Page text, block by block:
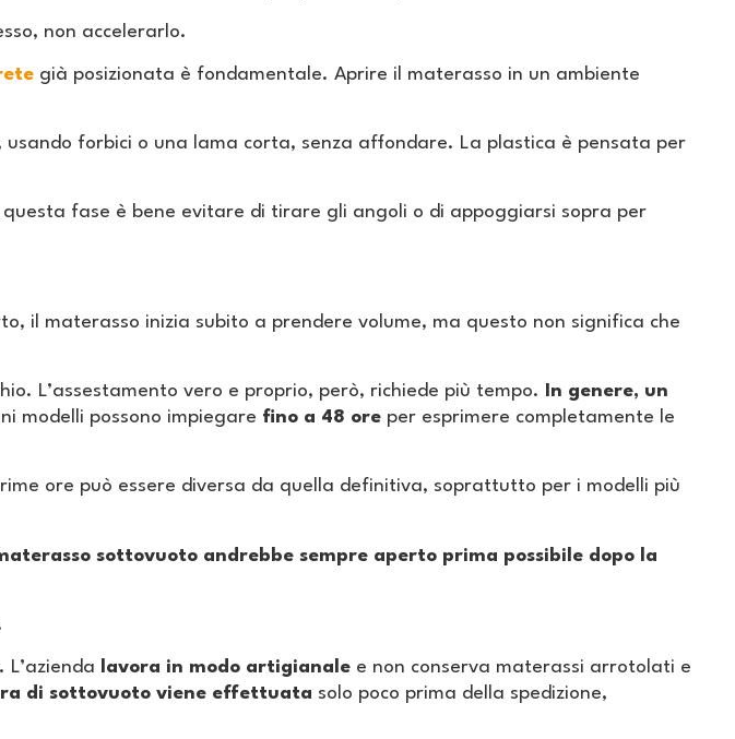
non accelerarlo.
già posizionata è fondamentale. Aprire il materasso in un ambiente
forbici o una lama corta, senza affondare. La plastica è pensata per
questa fase è bene evitare di tirare gli angoli o di appoggiarsi sopra per
il materasso inizia subito a prendere volume, ma questo non significa che
L’assestamento vero e proprio, però, richiede più tempo.
In genere, un
modelli possono impiegare fino a 48 ore per esprimere completamente le
ore può essere diversa da quella definitiva, soprattutto per i modelli più
sottovuoto andrebbe sempre aperto prima possibile dopo la
lavora in modo artigianale e non conserva materassi arrotolati e
di sottovuoto viene effettuata solo poco prima della spedizione,